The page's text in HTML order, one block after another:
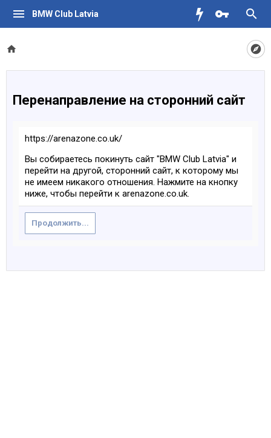
BMW Club Latvia
Перенаправление на сторонний сайт
https://arenazone.co.uk/
Вы собираетесь покинуть сайт "BMW Club Latvia" и
перейти на другой, сторонний сайт, к которому мы
не имеем никакого отношения. Нажмите на кнопку
ниже, чтобы перейти к arenazone.co.uk.
Продолжить...